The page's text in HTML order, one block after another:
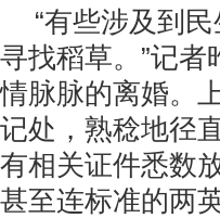
“有些涉及到
寻找稻草。”记
情脉脉的离婚。
记处，熟稔地径
有相关证件悉数
甚至连标准的两